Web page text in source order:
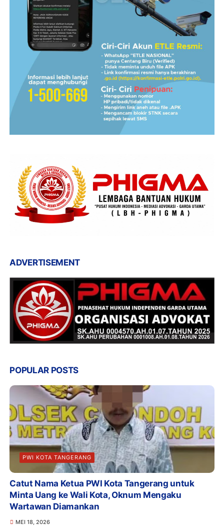
ADVERTISEMENT
POPULAR POSTS
PWI KOTA TANGERANG
Catut Nama Ketua PWI Kota Tangerang untuk
Minta Uang ke Wali Kota, Oknum Mengaku
Wartawan Diamankan
MEI 18, 2026